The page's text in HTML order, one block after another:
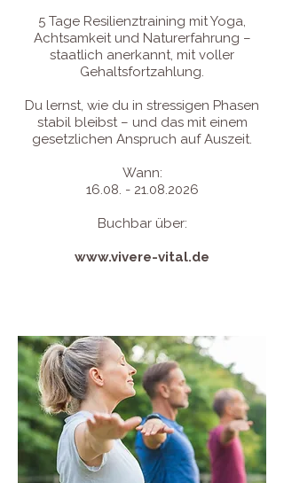
5 Tage Resilienztraining mit Yoga,
Achtsamkeit und Naturerfahrung –
staatlich anerkannt, mit voller
Gehaltsfortzahlung.
Du lernst, wie du in stressigen Phasen
stabil bleibst – und das mit einem
gesetzlichen Anspruch auf Auszeit.
Wann:
16.08. - 21.08.2026
Buchbar über:
www.vivere-vital.de